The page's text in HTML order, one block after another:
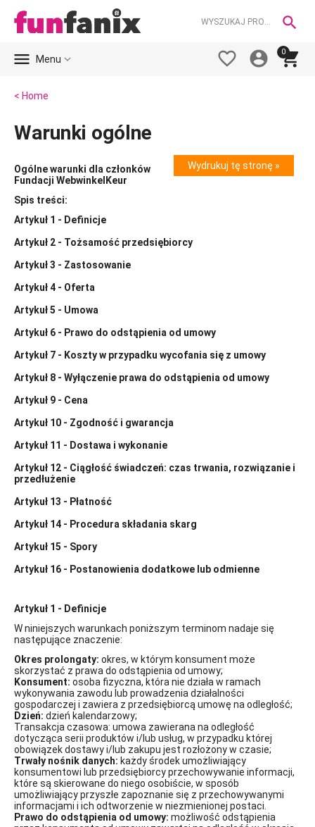

0



 Menu 
< Home
Warunki ogólne
Wydrukuj tę stronę »
Ogólne warunki dla członków
Fundacji WebwinkelKeur
Spis treści:
Artykuł 1 - Definicje
Artykuł 2 - Tożsamość przedsiębiorcy
Artykuł 3 - Zastosowanie
Artykuł 4 - Oferta
Artykuł 5 - Umowa
Artykuł 6 - Prawo do odstąpienia od umowy
Artykuł 7 - Koszty w przypadku wycofania się z umowy
Artykuł 8 - Wyłączenie prawa do odstąpienia od umowy
Artykuł 9 - Cena
Artykuł 10 - Zgodność i gwarancja
Artykuł 11 - Dostawa i wykonanie
Artykuł 12 - Ciągłość świadczeń: czas trwania, rozwiązanie i
przedłużenie
Artykuł 13 - Płatność
Artykuł 14 - Procedura składania skarg
Artykuł 15 - Spory
Artykuł 16 - Postanowienia dodatkowe lub odmienne
Artykuł 1 - Definicje
W niniejszych warunkach poniższym terminom nadaje się
następujące znaczenie:
Okres prolongaty: okres, w którym konsument może
skorzystać z prawa do odstąpienia od umowy;
Konsument: osoba fizyczna, która nie działa w ramach
wykonywania zawodu lub prowadzenia działalności
gospodarczej i zawiera z przedsiębiorcą umowę na odległość;
Dzień: dzień kalendarzowy;
Transakcja czasowa: umowa zawierana na odległość
dotycząca serii produktów i/lub usług, w przypadku której
obowiązek dostawy i/lub zakupu jest rozłożony w czasie;
Trwały nośnik danych: każdy środek umożliwiający
konsumentowi lub przedsiębiorcy przechowywanie informacji,
które są skierowane do niego osobiście, w sposób
umożliwiający przyszłe zapoznanie się z przechowywanymi
informacjami i ich odtworzenie w niezmienionej postaci.
Prawo do odstąpienia od umowy: możliwość odstąpienia